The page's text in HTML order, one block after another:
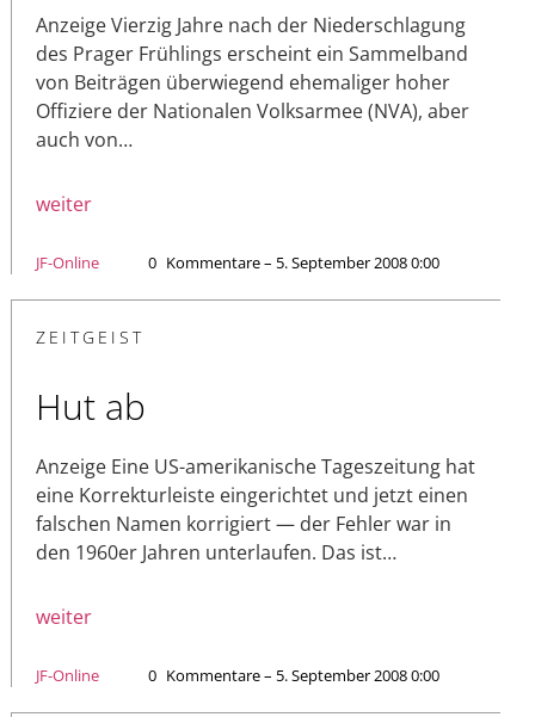
Anzeige Vierzig Jahre nach der Niederschlagung
des Prager Frühlings erscheint ein Sammelband
von Beiträgen überwiegend ehemaliger hoher
Offiziere der Nationalen Volksarmee (NVA), aber
auch von…
weiter
JF-Online 0 Kommentare – 5. September 2008 0:00
ZEITGEIST
Hut ab
Anzeige Eine US-amerikanische Tageszeitung hat
eine Korrekturleiste eingerichtet und jetzt einen
falschen Namen korrigiert — der Fehler war in
den 1960er Jahren unterlaufen. Das ist…
weiter
JF-Online 0 Kommentare – 5. September 2008 0:00